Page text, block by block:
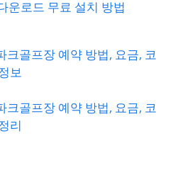
운로드 무료 설치 방법
크골프장 예약 방법, 요금, 코
보
크골프장 예약 방법, 요금, 코
리